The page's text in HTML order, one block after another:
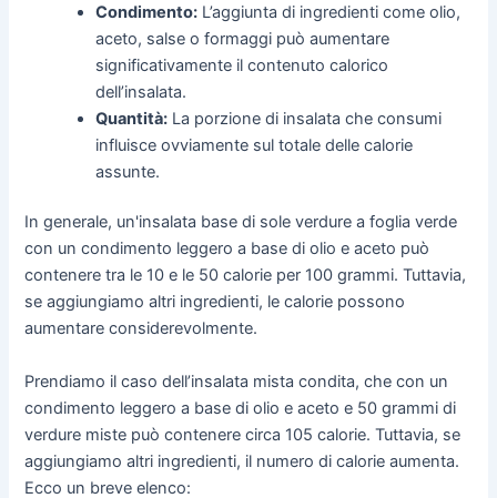
Condimento: L’aggiunta di ingredienti come olio,
aceto, salse o formaggi può aumentare
significativamente il contenuto calorico
dell’insalata.
Quantità: La porzione di insalata che consumi
influisce ovviamente sul totale delle calorie
assunte.
In generale, un'insalata base di sole verdure a foglia verde
con un condimento leggero a base di olio e aceto può
contenere tra le 10 e le 50 calorie per 100 grammi. Tuttavia,
se aggiungiamo altri ingredienti, le calorie possono
aumentare considerevolmente.
Prendiamo il caso dell’insalata mista condita, che con un
condimento leggero a base di olio e aceto e 50 grammi di
verdure miste può contenere circa 105 calorie. Tuttavia, se
aggiungiamo altri ingredienti, il numero di calorie aumenta.
Ecco un breve elenco: